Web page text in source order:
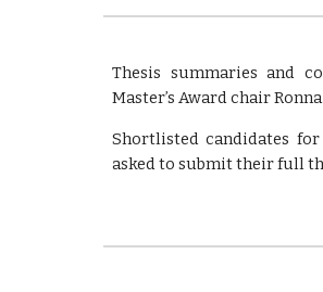
Thesis summaries and
Master’s Award chair
Shortlisted candidates
asked to submit their full